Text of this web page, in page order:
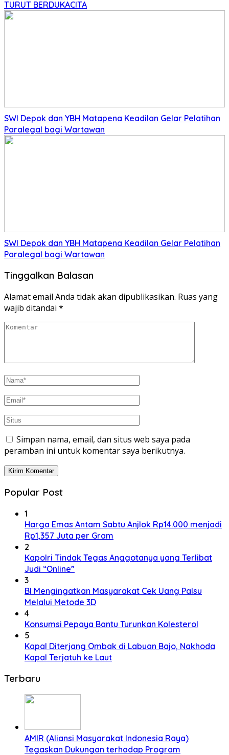
TURUT BERDUKACITA
SWI Depok dan YBH Matapena Keadilan Gelar Pelatihan
Paralegal bagi Wartawan
SWI Depok dan YBH Matapena Keadilan Gelar Pelatihan
Paralegal bagi Wartawan
Tinggalkan Balasan
Alamat email Anda tidak akan dipublikasikan. Ruas yang
wajib ditandai *
Simpan nama, email, dan situs web saya pada
peramban ini untuk komentar saya berikutnya.
Popular Post
1
Harga Emas Antam Sabtu Anjlok Rp14.000 menjadi
Rp1,357 Juta per Gram
2
Kapolri Tindak Tegas Anggotanya yang Terlibat
Judi “Online”
3
BI Mengingatkan Masyarakat Cek Uang Palsu
Melalui Metode 3D
4
Konsumsi Pepaya Bantu Turunkan Kolesterol
5
Kapal Diterjang Ombak di Labuan Bajo, Nakhoda
Kapal Terjatuh ke Laut
Terbaru
AMIR (Aliansi Masyarakat Indonesia Raya)
Tegaskan Dukungan terhadap Program